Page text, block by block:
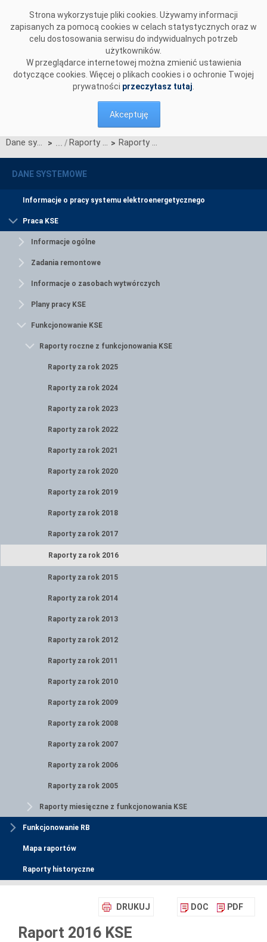
Strona wykorzystuje pliki cookies. Używamy informacji
zapisanych za pomocą cookies w celach statystycznych oraz w
celu dostosowania serwisu do indywidualnych potrzeb
użytkowników.
W przeglądarce internetowej można zmienić ustawienia
dotyczące cookies. Więcej o plikach cookies i o ochronie Twojej
prywatności przeczytasz tutaj
Akceptuję
Dane systemowe > Raporty roczne z funkcjonowania KSE > Raporty za rok 2016
DANE SYSTEMOWE
Informacje o pracy systemu elektroenergetycznego
Praca KSE
Informacje ogólne
Zadania remontowe
Informacje o zasobach wytwórczych
Plany pracy KSE
Funkcjonowanie KSE
Raporty roczne z funkcjonowania KSE
Raporty za rok 2025
Raporty za rok 2024
Raporty za rok 2023
Raporty za rok 2022
Raporty za rok 2021
Raporty za rok 2020
Raporty za rok 2019
Raporty za rok 2018
Raporty za rok 2017
Raporty za rok 2016
Raporty za rok 2015
Raporty za rok 2014
Raporty za rok 2013
Raporty za rok 2012
Raporty za rok 2011
Raporty za rok 2010
Raporty za rok 2009
Raporty za rok 2008
Raporty za rok 2007
Raporty za rok 2006
Raporty za rok 2005
Raporty miesięczne z funkcjonowania KSE
Funkcjonowanie RB
Mapa raportów
Raporty historyczne
DRUKUJ DOC PDF
Raport 2016 KSE